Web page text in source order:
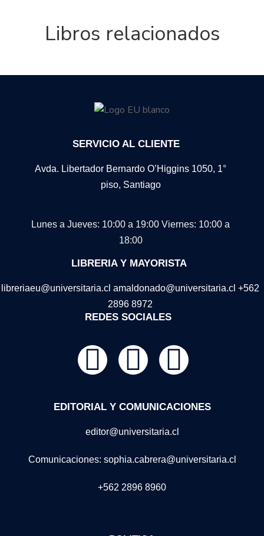
Libros relacionados
SERVICIO AL CLIENTE
Avda. Libertador Bernardo O’Higgins 1050, 1°
piso, Santiago
Lunes a Jueves: 10:00 a 19:00 Viernes: 10:00 a
18:00
LIBRERIA Y MAYORISTA
libreriaeu@universitaria.cl amaldonado@universitaria.cl +562
2896 8972
REDES SOCIALES
EDITORIAL Y COMUNICACIONES
editor@universitaria.cl
Comunicaciones: sophia.cabrera@universitaria.cl
+562 2896 8960